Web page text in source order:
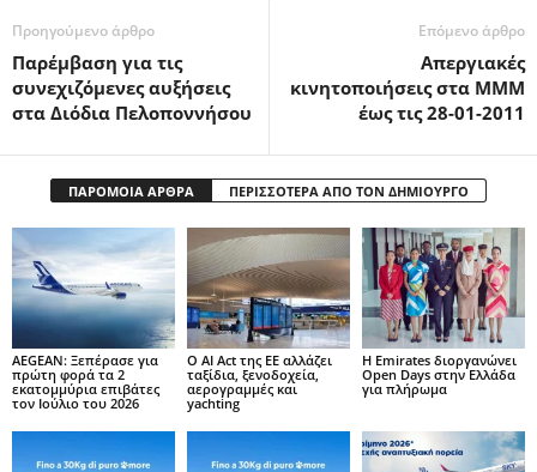
Προηγούμενο άρθρο
Παρέμβαση για τις
συνεχιζόμενες αυξήσεις
στα Διόδια Πελοποννήσου
Επόμενο άρθρο
Απεργιακές
κινητοποιήσεις στα ΜΜΜ
έως τις 28-01-2011
ΠΑΡΟΜΟΙΑ ΑΡΘΡΑ ΠΕΡΙΣΣΟΤΕΡΑ ΑΠΟ ΤΟΝ ΔΗΜΙΟΥΡΓΟ
AEGEAN: Ξεπέρασε για
πρώτη φορά τα 2
εκατομμύρια επιβάτες
τον Ιούλιο του 2026
Ο AI Act της ΕΕ αλλάζει
ταξίδια, ξενοδοχεία,
αερογραμμές και
yachting
Η Emirates διοργανώνει
Open Days στην Ελλάδα
για πλήρωμα